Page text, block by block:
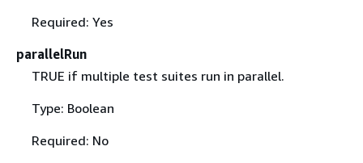
Required: Yes
parallelRun
TRUE if multiple test suites run in parallel.
Type: Boolean
Required: No